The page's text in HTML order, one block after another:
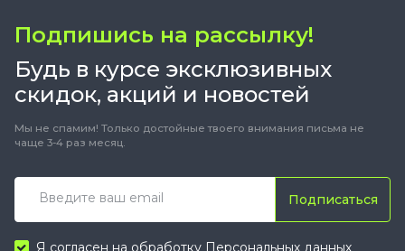
Подпишись на рассылку!
Будь в курсе эксклюзивных
скидок, акций и новостей
Мы не спамим! Только достойные твоего внимания письма не
чаще 3-4 раз месяц.
Подписаться
Я согласен на обработку Персональных данных